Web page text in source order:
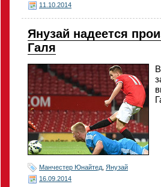
11.10.2014
Янузай надеется
Галя
Манчестер Юнайтед Янузай
16.09.2014